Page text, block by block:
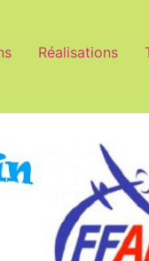
Réalisations